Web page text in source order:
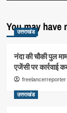
You may have
उत्तराखंड
नंदा की चौकी पुल
एजेंसी पर कार्रवाई
freelancerreporter
उत्तराखंड